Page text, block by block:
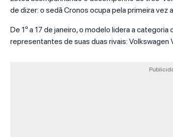
de dizer: o sedã Cronos ocupa pela primeira vez
De 1º a 17 de janeiro, o modelo lidera a
representantes de suas duas rivais: Volkswagen